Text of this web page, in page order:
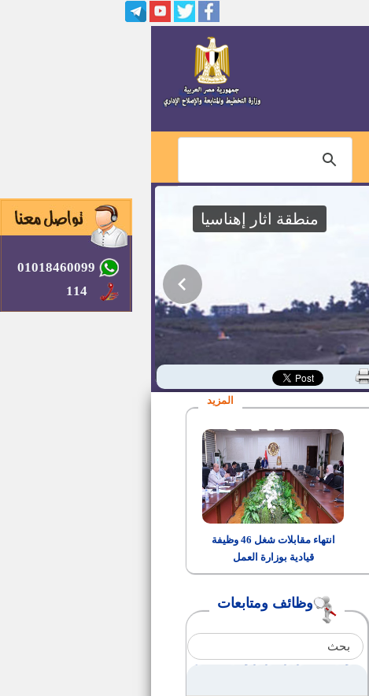
01018460099
114
منطقة اثار إهناسيا
المزيد
انتهاء مقابلات شغل 46 وظيفة
قيادية بوزارة العمل
وظائف ومتابعات
رئيس قرية بمحافظة بني سويف
مهندسين بشركة مياه الشرب
سويف
وظائف قيادات الادارة المحلية
النشرة القومية للتشغيل والواردة
لخريجي جامعة الأزهر
معاون طبيب شرعي ميدانى
وظائف بهيئة قناة السويس
كاتب رابع بالنيابة الاداريه
مدير اداره الشئون الاداريه
سائق حفار
سكرتير لمركز ومدينة الفشن
نواب جدد لرؤساء مراكز المدن
وظيفة سكرتير لمركز ومدينة ناصر